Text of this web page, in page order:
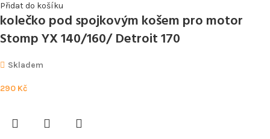
Přidat do košíku
kolečko pod spojkovým košem pro motor
Stomp YX 140/160/ Detroit 170
Skladem
290 Kč